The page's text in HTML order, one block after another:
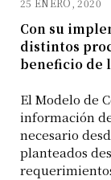
Con su
distintos
beneficio de
El Modelo de
información
necesario
planteados